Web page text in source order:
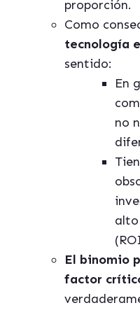
proporción.
Como
tecnología
sentido:
En
no
El binomio
factor